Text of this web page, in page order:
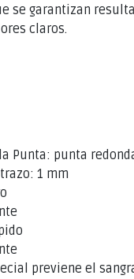
se garantizan
claros.
Punta: punta
1 mm
previene el